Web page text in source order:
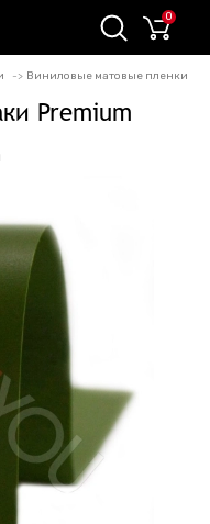
0
Виниловые матовые пленки
Premium